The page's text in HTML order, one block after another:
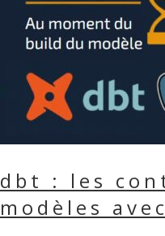
dbt : les
modèles